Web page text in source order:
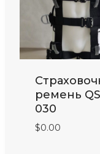
ремень QS
030
$0.00